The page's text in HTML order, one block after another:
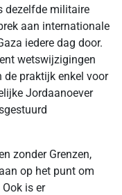
dezelfde militaire
aan internationale
iedere dag door.
wetswijzigingen
praktijk enkel voor
Jordaanoever
zonder Grenzen,
op het punt om
is er